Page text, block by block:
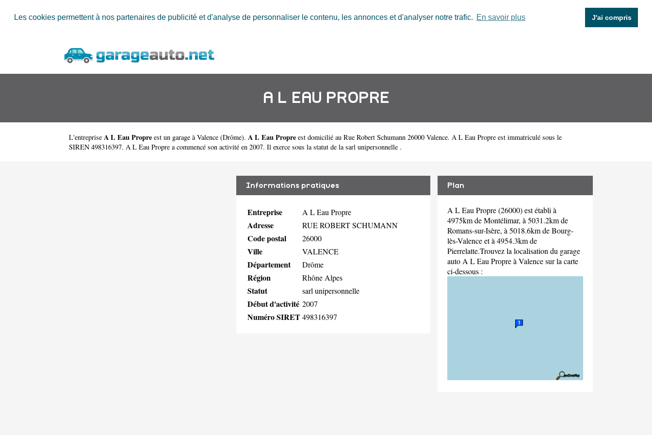
Les cookies permettent à nos partenaires de publicité et d'analyse de personnaliser le contenu, les annonces et d'analyser notre trafic. En savoir plus J'ai compris
A L EAU PROPRE
L'entreprise A L Eau Propre est un garage à Valence (Drôme). A L Eau Propre est domicilié au Rue Robert Schumann 26000 Valence. A L Eau Propre est immatriculé sous le
SIREN 498316397. A L Eau Propre a commencé son activité en 2007. Il exerce sous la statut de la sarl unipersonnelle .
Informations pratiques
Entreprise A L Eau Propre
Adresse RUE ROBERT SCHUMANN
Code postal 26000
Ville VALENCE
Département Drôme
Région Rhône Alpes
Statut sarl unipersonnelle
Début d'activité 2007
Numéro SIRET498316397
Plan
A L Eau Propre (26000) est établi à
4975km de Montélimar, à 5031.2km de
Romans-sur-Isère, à 5018.6km de Bourg-
lès-Valence et à 4954.3km de
Pierrelatte.Trouvez la localisation du garage
auto A L Eau Propre à Valence sur la carte
ci-dessous :